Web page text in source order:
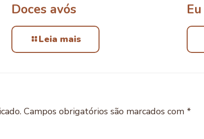
Doces avós
Leia mais
Campos obrigatórios são marcados com *